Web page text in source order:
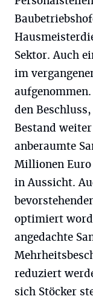
Sektor. Auch
im
den
Bestand
anberaumte
Millionen
in Aussicht.
optimiert
angedachte
reduziert
sich Stöcker